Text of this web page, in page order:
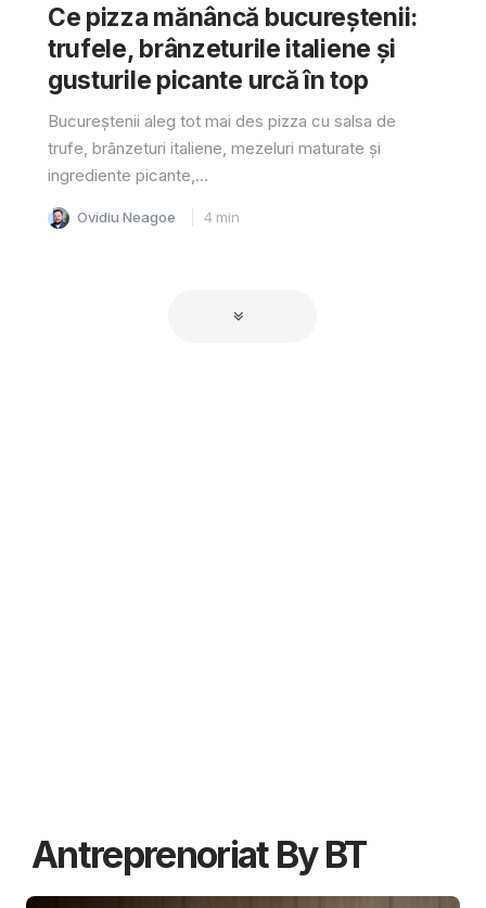
Ce pizza mănâncă bucureștenii:
trufele, brânzeturile italiene și
gusturile picante urcă în top
Bucureștenii aleg tot mai des pizza cu salsa de
trufe, brânzeturi italiene, mezeluri maturate și
ingrediente picante,...
Ovidiu Neagoe 4 min
Antreprenoriat By BT